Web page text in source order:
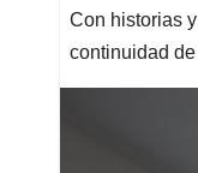
Con historias
continuidad